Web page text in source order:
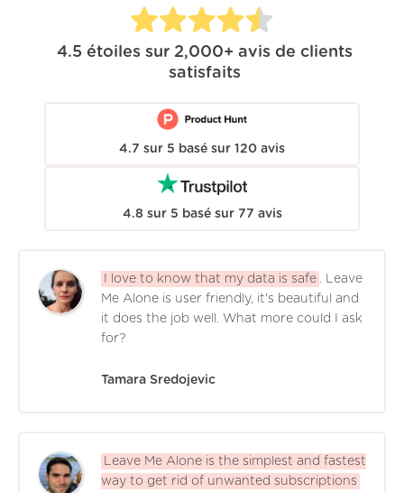
4.5 étoiles sur 2,000+ avis de clients
satisfaits
4.7 sur 5 basé sur 120 avis
4.8 sur 5 basé sur 77 avis
I love to know that my data is safe
. Leave
Me Alone is user friendly, it's beautiful and
it does the job well. What more could I ask
for?
Tamara Sredojevic
Leave Me Alone is the simplest and fastest
way to get rid of unwanted subscriptions